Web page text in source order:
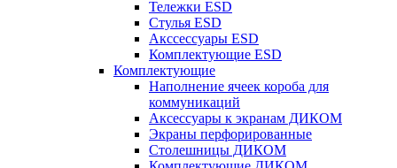
Тележки ESD
Стулья ESD
Акссессуары ESD
Комплектующие ESD
Комплектующие
Наполнение ячеек короба для
коммуникаций
Аксессуары к экранам ДИКОМ
Экраны перфорированные
Cтолешницы ДИКОМ